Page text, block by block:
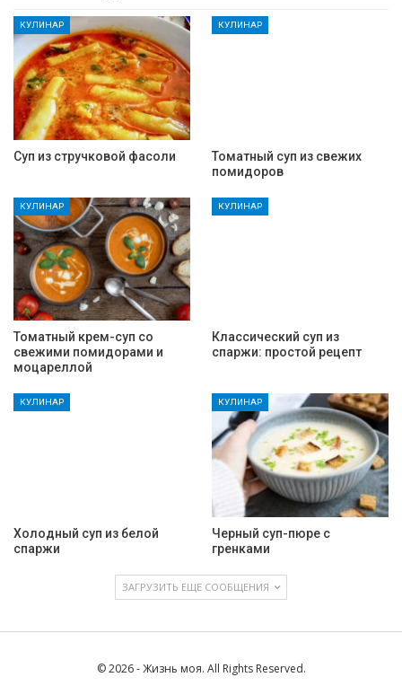
КУЛИНАР
Суп из стручковой фасоли
КУЛИНАР
Томатный суп из свежих
помидоров
КУЛИНАР
Томатный крем-суп со
свежими помидорами и
моцареллой
КУЛИНАР
Классический суп из
спаржи: простой рецепт
КУЛИНАР
Холодный суп из белой
спаржи
КУЛИНАР
Черный суп-пюре с
гренками
ЗАГРУЗИТЬ ЕЩЕ СООБЩЕНИЯ
© 2026 - Жизнь моя. All Rights Reserved.